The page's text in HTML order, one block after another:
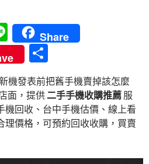
Li
n
e
Share
享
機發表前把舊手機賣掉該怎麼
面，提供 二手手機收購推薦 服
機回收、台中手機估價、線上看
理價格，可預約回收收購，買賣